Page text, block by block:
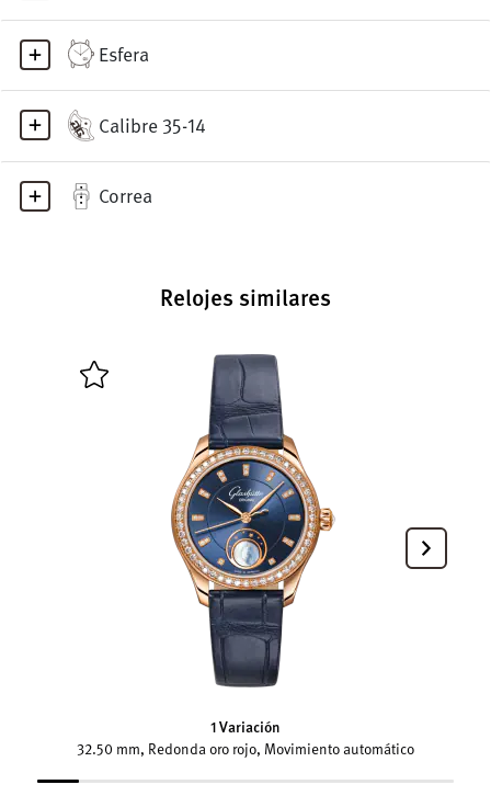
Esfera
Calibre 35-14
Correa
Relojes similares
1 Variación
32.50 mm, Redonda oro rojo, Movimiento automático